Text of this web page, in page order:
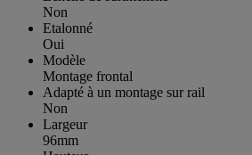
Non
Etalonné
Oui
Modèle
Montage frontal
Adapté à un montage sur rail
Non
Largeur
96mm